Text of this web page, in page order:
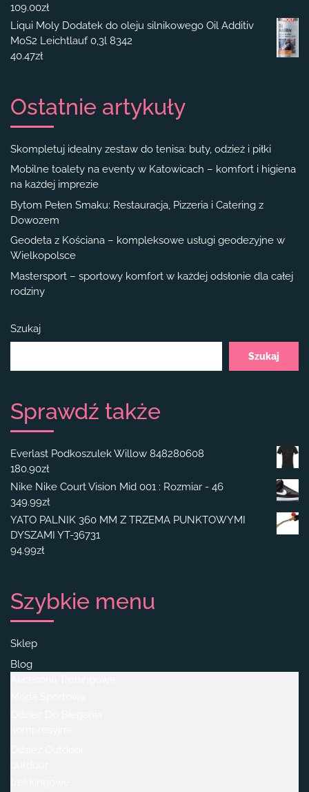
109.00zł
Liqui Moly Dodatek do oleju silnikowego Oil Additiv
MoS2 Leichtlauf 0,3l 8342
40.47zł
Ostatnie artykuły
Skompletuj idealny zestaw do tenisa: buty, odzież i piłki
Mobilne toalety na eventy w Katowicach – komfort i higiena
na każdej imprezie
Bytom Pełen Smaku: Restauracja, Pizzeria i Catering z
Dowozem
Geodeta z Kościana – kompleksowe usługi geodezyjne w
Wielkopolsce
Mastersport – sportowy komfort w każdej odsłonie dla całej
rodziny
Szukaj
Szukaj
Sprawdź także
Everlast Podkoszulek Willow 848280608
180.90zł
Nike Nike Court Vision Mid 001 : Rozmiar - 46
349.99zł
YATO PALNIK 360 MM Z TRZEMA PUNKTOWYMI
DYSZAMI YT-36731
94.99zł
Szybkie menu
Sklep
Blog